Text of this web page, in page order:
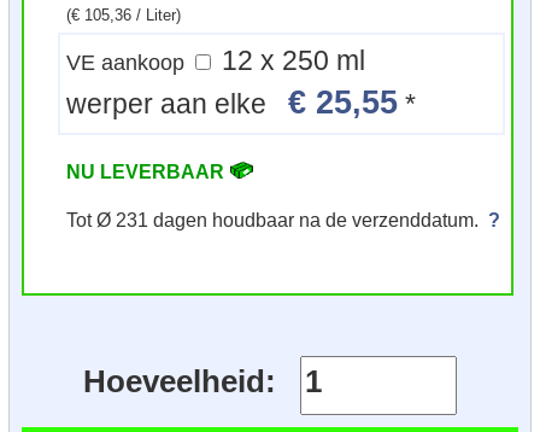
(€ 105,36 / Liter)
VE aankoop
12 x 250 ml
werper aan elke€ 25,55 *
NU LEVERBAAR
Tot Ø 231 dagen houdbaar na de verzenddatum. ?
Hoeveelheid: